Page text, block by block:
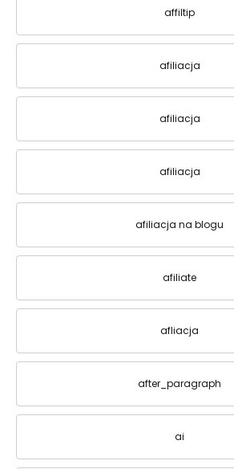
affiltip
afiliacja
afiliacja
afiliacja
afiliacja na blogu
afiliate
afliacja
after_paragraph
ai